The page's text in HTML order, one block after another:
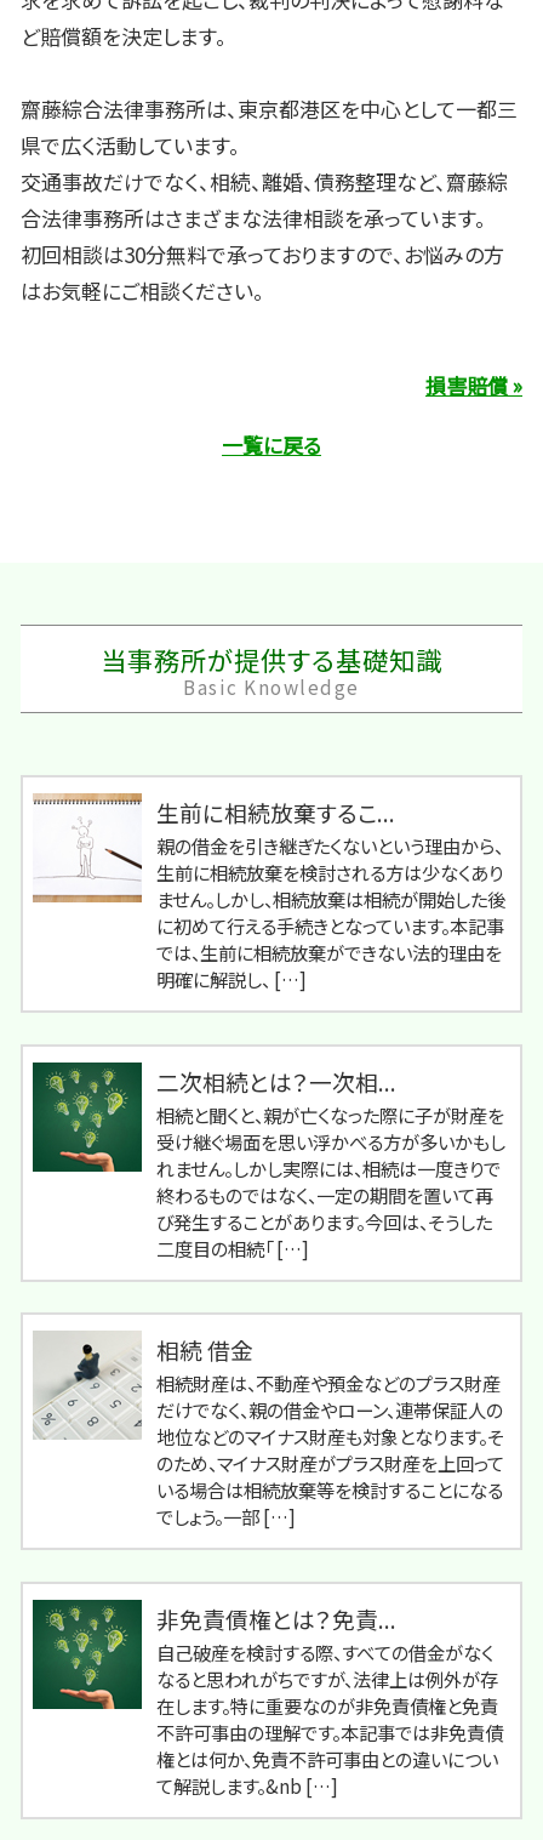
ど賠償額を決定します。
齋藤綜合法律事務所は、東京都港区を中心として一都三
県で広く活動しています。
交通事故だけでなく、相続、離婚、債務整理など、齋藤綜
合法律事務所はさまざまな法律相談を承っています。
初回相談は30分無料で承っておりますので、お悩みの方
はお気軽にご相談ください。
損害賠償 »
一覧に戻る
当事務所が提供する基礎知識
Basic Knowledge
生前に相続放棄するこ...
親の借金を引き継ぎたくないという理由から、
生前に相続放棄を検討される方は少なくあり
ません。しかし、相続放棄は相続が開始した後
に初めて行える手続きとなっています。本記事
では、生前に相続放棄ができない法的理由を
明確に解説し、 […]
二次相続とは？一次相...
相続と聞くと、親が亡くなった際に子が財産を
受け継ぐ場面を思い浮かべる方が多いかもし
れません。しかし実際には、相続は一度きりで
終わるものではなく、一定の期間を置いて再
び発生することがあります。今回は、そうした
二度目の相続「 […]
相続 借金
相続財産は、不動産や預金などのプラス財産
だけでなく、親の借金やローン、連帯保証人の
地位などのマイナス財産も対象となります。そ
のため、マイナス財産がプラス財産を上回って
いる場合は相続放棄等を検討することになる
でしょう。一部 […]
非免責債権とは？免責...
自己破産を検討する際、すべての借金がなく
なると思われがちですが、法律上は例外が存
在します。特に重要なのが非免責債権と免責
不許可事由の理解です。本記事では非免責債
権とは何か、免責不許可事由との違いについ
て解説します。&nb […]